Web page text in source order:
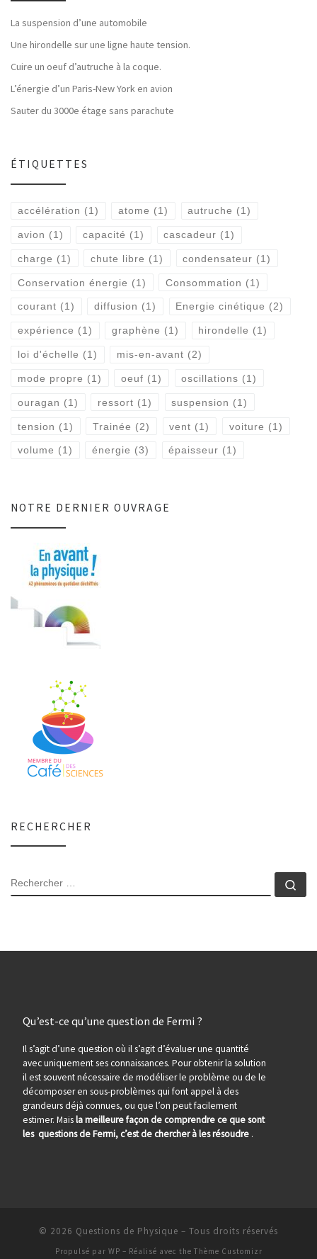
La suspension d’une automobile
Une hirondelle sur une ligne haute tension.
Cuire un oeuf d’autruche à la coque.
L’énergie d’un Paris-New York en avion
Sauter du 3000e étage sans parachute
ÉTIQUETTES
accélération (1) atome (1) autruche (1)
avion (1) capacité (1) cascadeur (1)
charge (1) chute libre (1) condensateur (1)
Conservation énergie (1) Consommation (1)
courant (1) diffusion (1) Energie cinétique (2)
expérience (1) graphène (1) hirondelle (1)
loi d'échelle (1) mis-en-avant (2)
mode propre (1) oeuf (1) oscillations (1)
ouragan (1) ressort (1) suspension (1)
tension (1) Trainée (2) vent (1) voiture (1)
volume (1) énergie (3) épaisseur (1)
NOTRE DERNIER OUVRAGE
RECHERCHER
RECHERCHER
Qu’est-ce qu’une question de Fermi ?
Il s’agit d’une question où il s’agit d’évaluer une quantité
avec uniquement ses connaissances. Pour obtenir la solution
il est souvent nécessaire de modéliser le problème ou de le
décomposer en sous-problèmes qui font appel à des
grandeurs déjà connues, ou que l’on peut facilement
estimer. Maisla meilleure façon de comprendre ce que sont
les questions de Fermi, c’est de chercher à les résoudre.
© 2026 Questions de Physique – Tous droits réservés
Propulsé par WP – Réalisé avec the Thème Customizr